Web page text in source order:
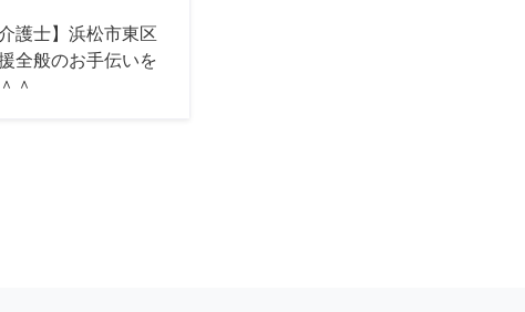
護士】浜松市東区
全般のお手伝いを
＾